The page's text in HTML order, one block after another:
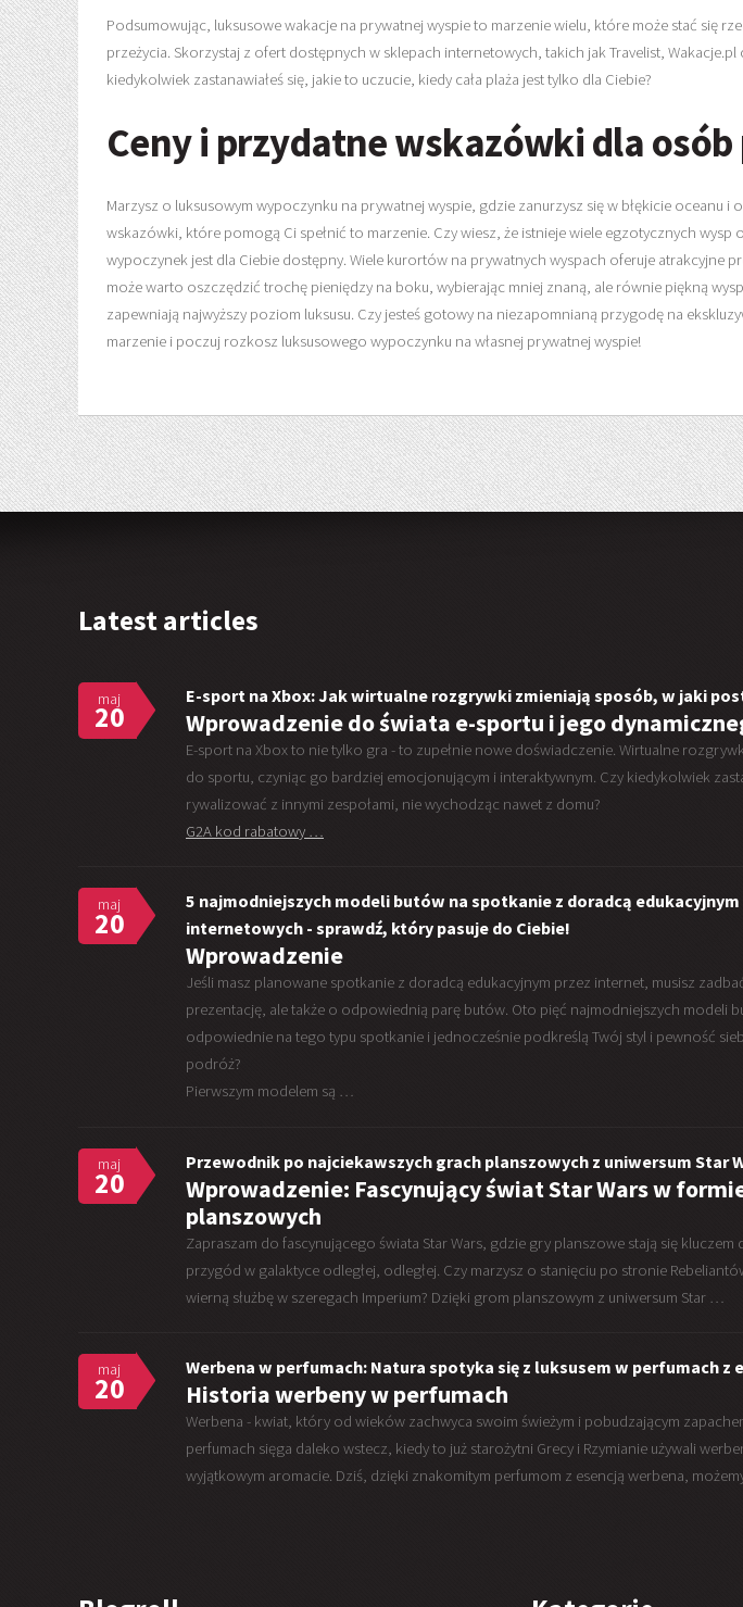
Podsumowując, luksusowe wakacje na prywatnej wyspie to marzenie wielu, które może stać się
przeżycia. Skorzystaj z ofert dostępnych w sklepach internetowych, takich jak Travelist,
kiedykolwiek zastanawiałeś się, jakie to uczucie, kiedy cała plaża jest tylko dla Ciebie?
Ceny i przydatne wskazówki dla
Marzysz o luksusowym wypoczynku na prywatnej wyspie, gdzie zanurzysz się w błękicie
wskazówki, które pomogą Ci spełnić to marzenie. Czy wiesz, że istnieje wiele egzotycznych
wypoczynek jest dla Ciebie dostępny. Wiele kurortów na prywatnych wyspach oferuje atrakcyjne
może warto oszczędzić trochę pieniędzy na boku, wybierając mniej znaną, ale równie piękną
zapewniają najwyższy poziom luksusu. Czy jesteś gotowy na niezapomnianą przygodę na
marzenie i poczuj rozkosz luksusowego wypoczynku na własnej prywatnej wyspie!
Latest articles
maj
20
E-sport na Xbox: Jak wirtualne rozgrywki zmieniają sposób, w jaki
Wprowadzenie do świata e-sportu i jego
E-sport na Xbox to nie tylko gra - to zupełnie nowe doświadczenie. Wirtualne
do sportu, czyniąc go bardziej emocjonującym i interaktywnym. Czy kiedykolwiek
rywalizować z innymi zespołami, nie wychodząc nawet z domu?
G2A kod rabatowy …
maj
20
5 najmodniejszych modeli butów na spotkanie z doradcą
internetowych - sprawdź, który pasuje do Ciebie!
Wprowadzenie
Jeśli masz planowane spotkanie z doradcą edukacyjnym przez internet, musisz
prezentację, ale także o odpowiednią parę butów. Oto pięć najmodniejszych modeli
odpowiednie na tego typu spotkanie i jednocześnie podkreślą Twój styl i pewność
podróż?
Pierwszym modelem są …
maj
20
Przewodnik po najciekawszych grach planszowych z uniwersum Star
Wprowadzenie: Fascynujący świat Star Wars w
planszowych
Zapraszam do fascynującego świata Star Wars, gdzie gry planszowe stają się
przygód w galaktyce odległej, odległej. Czy marzysz o stanięciu po stronie
wierną służbę w szeregach Imperium? Dzięki grom planszowym z uniwersum Star …
maj
20
Werbena w perfumach: Natura spotyka się z luksusem w perfumach z
Historia werbeny w perfumach
Werbena - kwiat, który od wieków zachwyca swoim świeżym i pobudzającym
perfumach sięga daleko wstecz, kiedy to już starożytni Grecy i Rzymianie używali
wyjątkowym aromacie. Dziś, dzięki znakomitym perfumom z esencją werbena,